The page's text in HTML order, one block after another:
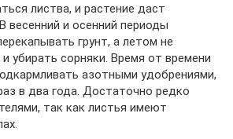
листва, и растение даст
весенний и осенний периоды
грунт, а летом не
убирать сорняки. Время от времени
азотными удобрениями,
в два года. Достаточно редко
так как листья имеют